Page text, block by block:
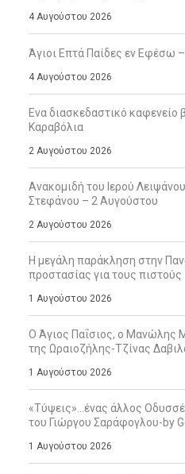
4 Αυγούστου 2026
Άγιοι Επτά Παίδες εν Εφέσω
4 Αυγούστου 2026
Ενα διασκεδαστικό καφενείο
Καραβόλια
2 Αυγούστου 2026
Ανακομιδή του Ιερού
Στεφάνου – 2 Αυγούστου
2 Αυγούστου 2026
Η μεγάλη παράκληση στην
προστασίας για τους πιστούς
1 Αυγούστου 2026
Ο Άγιος Παΐσιος, ο Μανώλης
της Ωραιοζήλης-Τζίνας
1 Αυγούστου 2026
«Τύψεις»…ένας άλλος
του Γιώργου Σαράφογλου-by
1 Αυγούστου 2026